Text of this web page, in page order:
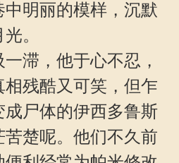
明丽的模样，沉默
。
滞，他于心不忍，
残酷又可笑，但乍
尸体的伊西多鲁斯
苦楚呢。他们不久前